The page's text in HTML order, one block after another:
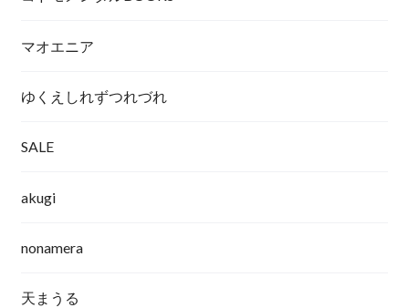
マオエニア
ゆくえしれずつれづれ
SALE
akugi
nonamera
天まうる